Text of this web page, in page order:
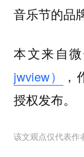
音乐节的品
本文来自
jwview）
授权发布。
该文观点仅代表作